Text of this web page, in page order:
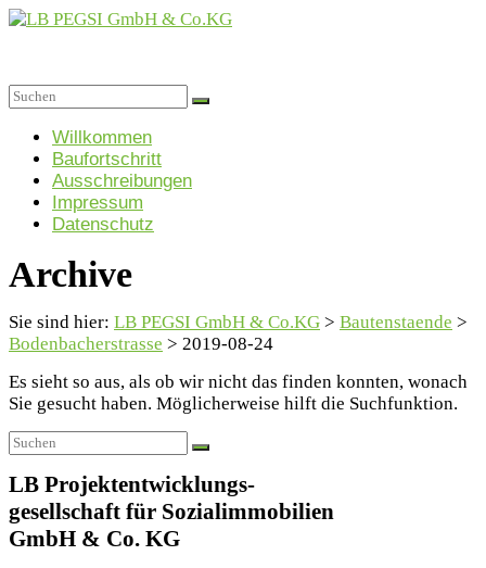
Zum
LB
PEGSI
GmbH
Co.KG
für
GmbH
&
KG
Menü Willkommen
Baufortschritt
Ausschreibungen
Impressum
Datenschutz
Archive
Sie sind hier: LB PEGSI GmbH & Co.KG > Bautenstaende >
Bodenbacherstrasse > 2019-08-24
Es sieht so aus, als ob wir nicht das finden konnten, wonach
Sie gesucht haben. Möglicherweise hilft die Suchfunktion.
LB Projektentwicklungs-
gesellschaft für Sozialimmobilien
GmbH & Co. KG